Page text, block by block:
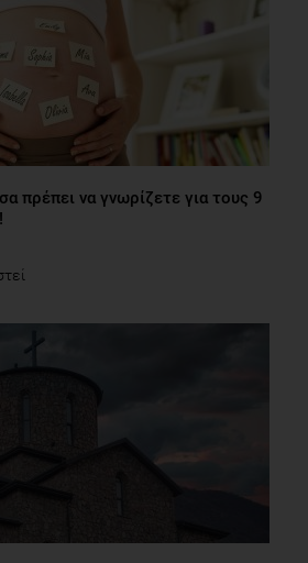
πρέπει να γνωρίζετε για τους 9